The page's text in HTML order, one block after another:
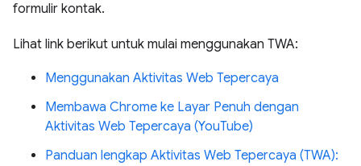
formulir kontak.
Lihat link berikut untuk mulai menggunakan TWA:
Menggunakan Aktivitas Web Tepercaya
Membawa Chrome ke Layar Penuh dengan
Aktivitas Web Tepercaya (YouTube)
Panduan lengkap Aktivitas Web Tepercaya (TWA):